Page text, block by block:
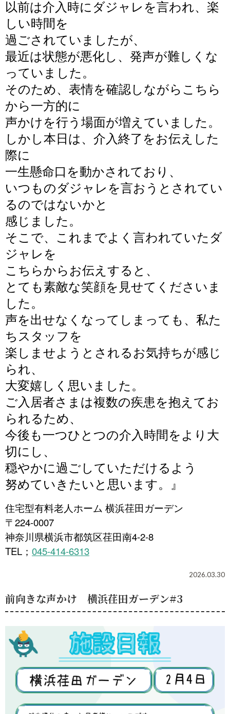
以前は介入時にダジャレを言われ、楽
しい時間を
過ごされていましたが、
最近は状態が悪化し、発声が難しくな
っていました。
そのため、表情を確認しながらこちら
から一方的に
声かけを行う場面が増えていました。
しかし本日は、介入終了をお伝えした
際に
一生懸命口を動かされており、
いつものダジャレを言おうとされてい
るのではないかと
感じました。
そこで、これまでよく言われていたダ
ジャレを
こちらからお伝えすると、
とても素敵な笑顔を見せてくださいま
した。
声を出せなくなってしまっても、私た
ちスタッフを
楽しませようとされる お気持ちが感じ
られ、
大変嬉しく思いました。
ご入居者さまは複数の疾患を抱えてお
られるため、
今後も一つひとつの介入時間をより大
切にし、
穏やかに過ごしていただけるよう
努めていきたいと 思います。
』
住宅型有料老人ホーム 横浜荏田ガーデン
〒224-0007
神奈川県横浜市都筑区荏田南4-2-8
TEL ； 045-414-6313
2026.03.30
前向きな声かけ 横浜荏田ガーデン#3